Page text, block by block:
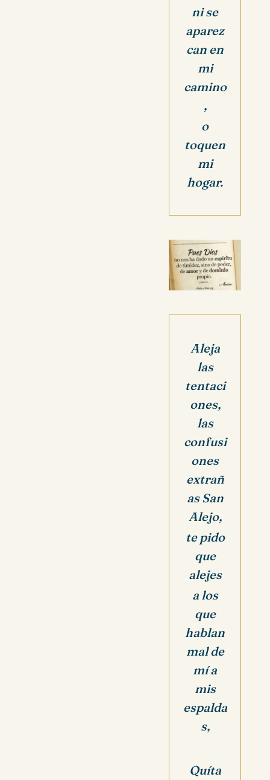
ni se
aparez
can en
mi
camino
,
o
toquen
mi
hogar.
Aleja
las
tentaci
ones,
las
confusi
ones
extrañ
as San
Alejo,
te pido
que
alejes
a los
que
hablan
mal de
mí a
mis
espalda
s,
Quíta